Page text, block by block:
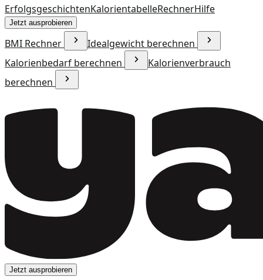
ErfolgsgeschichtenKalorientabelleRechnerHilfe
Jetzt ausprobieren
BMI Rechner
Idealgewicht berechnen
Kalorienbedarf berechnen
Kalorienverbrauch
berechnen
Jetzt ausprobieren